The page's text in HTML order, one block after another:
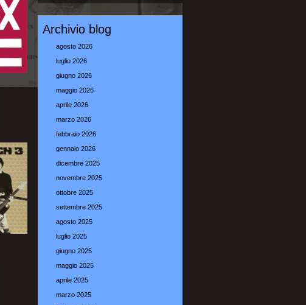
Archivio blog
agosto 2026
luglio 2026
giugno 2026
maggio 2026
aprile 2026
marzo 2026
febbraio 2026
gennaio 2026
dicembre 2025
novembre 2025
ottobre 2025
settembre 2025
agosto 2025
luglio 2025
giugno 2025
maggio 2025
aprile 2025
marzo 2025